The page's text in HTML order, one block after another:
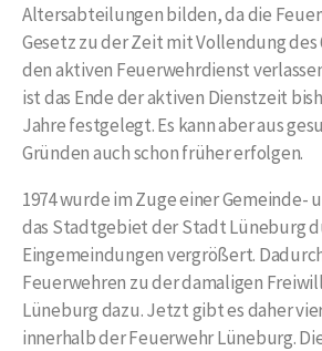
Altersabteilungen bilden, da die
Gesetz zu der Zeit mit Vollendung des
den aktiven Feuerwehrdienst
ist das Ende der aktiven Dienstzeit
Jahre festgelegt. Es kann aber aus
Gründen auch schon früher erfolgen.
1974 wurde im Zuge einer Gemeinde-
das Stadtgebiet der Stadt Lüneburg
Eingemeindungen vergrößert.
Feuerwehren zu der damaligen
Lüneburg dazu. Jetzt gibt es daher
innerhalb der Feuerwehr Lüneburg.